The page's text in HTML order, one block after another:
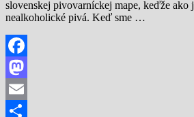
slovenskej pivovarníckej mape, keďže ako
nealkoholické pivá. Keď sme …
Facebook
Mastodon
Email